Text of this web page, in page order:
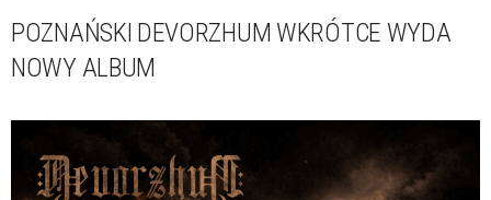
POZNAŃSKI DEVORZHUM WKRÓTCE WYDA
NOWY ALBUM